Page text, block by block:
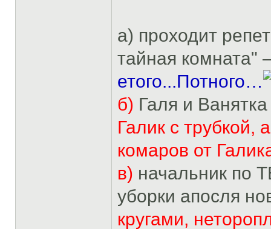
а) проходит
тайная комната"
етого...Потного…
б) Галя и
Галик с трубкой,
комаров от
в) начальник по
уборки апосля
кругами,